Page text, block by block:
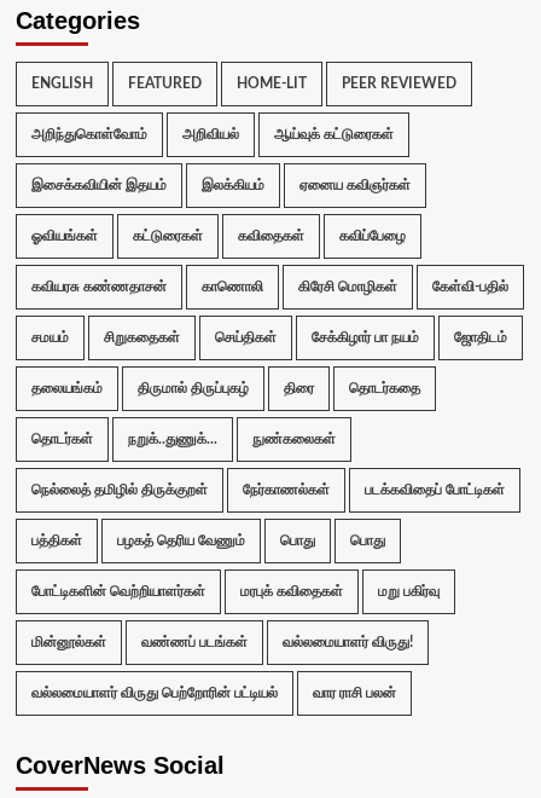
Categories
ENGLISH FEATURED HOME-LIT PEER REVIEWED
அறிந்துகொள்வோம் அறிவியல் ஆய்வுக் கட்டுரைகள்
இசைக்கவியின் இதயம் இலக்கியம் ஏனைய கவிஞர்கள்
ஓவியங்கள் கட்டுரைகள் கவிதைகள் கவிப்பேழை
கவியரசு கண்ணதாசன் காணொலி கிரேசி மொழிகள் கேள்வி-பதில்
சமயம் சிறுகதைகள் செய்திகள் சேக்கிழார் பா நயம் ஜோதிடம்
தலையங்கம் திருமால் திருப்புகழ் திரை தொடர்கதை
தொடர்கள் நறுக்..துணுக்... நுண்கலைகள்
நெல்லைத் தமிழில் திருக்குறள் நேர்காணல்கள் படக்கவிதைப் போட்டிகள்
பத்திகள் பழகத் தெரிய வேணும் பொது பொது
போட்டிகளின் வெற்றியாளர்கள் மரபுக் கவிதைகள் மறு பகிர்வு
மின்னூல்கள் வண்ணப் படங்கள் வல்லமையாளர் விருது!
வல்லமையாளர் விருது பெற்றோரின் பட்டியல் வார ராசி பலன்
CoverNews Social